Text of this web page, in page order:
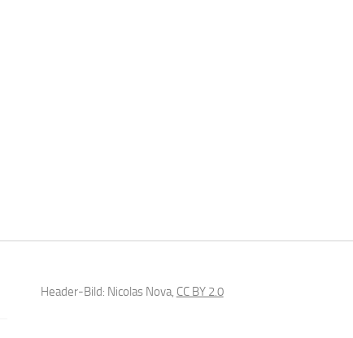
Header-Bild: Nicolas Nova, CC BY 2.0